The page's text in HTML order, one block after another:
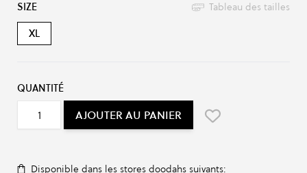
SIZE
Tableau des tailles
XL
QUANTITÉ
AJOUTER AU PANIER
Disponible dans les stores doodahs suivants: